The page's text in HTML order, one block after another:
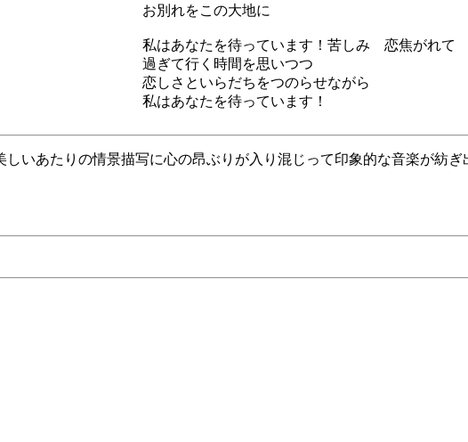
お別れをこの大地に
私はあなたを待っています！苦しみ 恋焦がれて
過ぎて行く時間を思いつつ
恋しさといらだちをつのらせながら
私はあなたを待っています！
いあたりの情景描写に心の昂ぶりが入り混じって印象的な音楽が紡